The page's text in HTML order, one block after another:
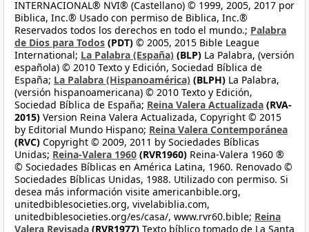
INTERNACIONAL® NVI® (Castellano) © 1999, 2005, 2017 por
Biblica, Inc.® Usado con permiso de Biblica, Inc.®
Reservados todos los derechos en todo el mundo.; Palabra
de Dios para Todos (PDT) © 2005, 2015 Bible League
International; La Palabra (España) (BLP) La Palabra, (versión
española) © 2010 Texto y Edición, Sociedad Bíblica de
España; La Palabra (Hispanoamérica) (BLPH) La Palabra,
(versión hispanoamericana) © 2010 Texto y Edición,
Sociedad Bíblica de España; Reina Valera Actualizada (RVA-
2015) Version Reina Valera Actualizada, Copyright © 2015
by Editorial Mundo Hispano; Reina Valera Contemporánea
(RVC) Copyright © 2009, 2011 by Sociedades Bíblicas
Unidas; Reina-Valera 1960 (RVR1960) Reina-Valera 1960 ®
© Sociedades Bíblicas en América Latina, 1960. Renovado ©
Sociedades Bíblicas Unidas, 1988. Utilizado con permiso. Si
desea más información visite americanbible.org,
unitedbiblesocieties.org, vivelabiblia.com,
unitedbiblesocieties.org/es/casa/, www.rvr60.bible; Reina
Valera Revisada (RVR1977) Texto bíblico tomado de La Santa